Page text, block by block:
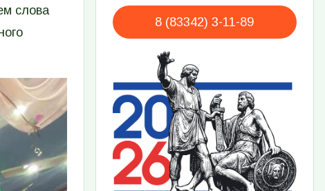
слова
8 (83342) 3-11-89